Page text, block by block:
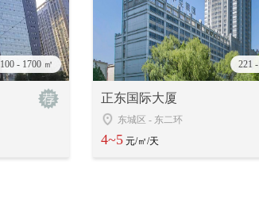
100 - 1700 ㎡ 221
正东国际大厦
东城区 - 东二环
4~5 元/㎡/天